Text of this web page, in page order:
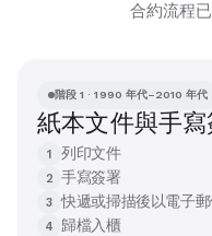
合約流程
階段 1 · 1990 年代–2010 年代
紙本文件與手寫
1 列印文件
2 手寫簽署
3 快遞或掃描後以電子
4 歸檔入櫃